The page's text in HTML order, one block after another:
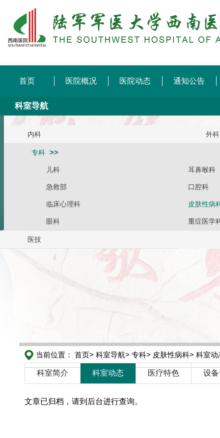
首页 医院概况 医院动态 通知公告
科室导航
内科 外科
专科
儿科 耳鼻喉科
急救部 口腔科
临床心理科 皮肤性病
眼科 重症医学
医技
当前位置： 首页> 科室导航> 专科> 皮肤性病科> 科室动
科室简介 科室动态 医疗特色 设
文章已归档，请到后台进行查询。